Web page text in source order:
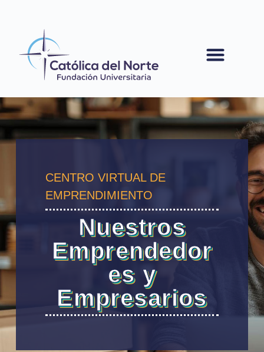
CENTRO VIRTUAL DE
EMPRENDIMIENTO
Nuestros
Emprendedor
es y
Empresarios